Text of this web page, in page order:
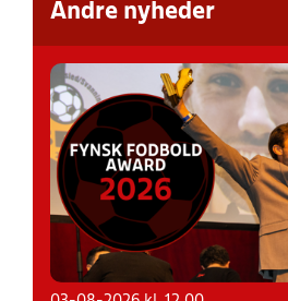
Andre nyheder